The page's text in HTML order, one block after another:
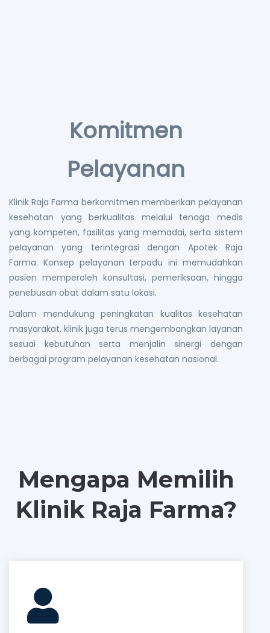
Komitmen
Pelayanan
Klinik Raja Farma berkomitmen memberikan pelayanan
kesehatan yang berkualitas melalui tenaga medis
yang kompeten, fasilitas yang memadai, serta sistem
pelayanan yang terintegrasi dengan Apotek Raja
Farma. Konsep pelayanan terpadu ini memudahkan
pasien memperoleh konsultasi, pemeriksaan, hingga
penebusan obat dalam satu lokasi.
Dalam mendukung peningkatan kualitas kesehatan
masyarakat, klinik juga terus mengembangkan layanan
sesuai kebutuhan serta menjalin sinergi dengan
berbagai program pelayanan kesehatan nasional.
Mengapa Memilih
Klinik Raja Farma?